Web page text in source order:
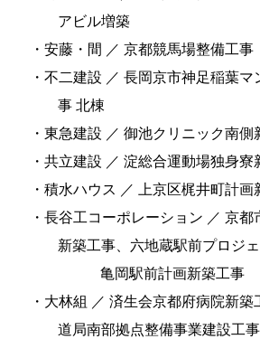
アビル増築
・安藤・間 ／ 京都競馬場整備工事
・不二建設 ／ 長岡京市神足稲葉
事 北棟
・東急建設 ／ 御池クリニック南側
・共立建設 ／ 淀総合運動場独身寮
・積水ハウス ／ 上京区梶井町計画
・長谷工コーポレーション ／ 京都
新築工事、六地蔵駅前プロジェ
亀岡駅前計画新築工事
・大林組 ／ 済生会京都府病院新
道局南部拠点整備事業建設工事